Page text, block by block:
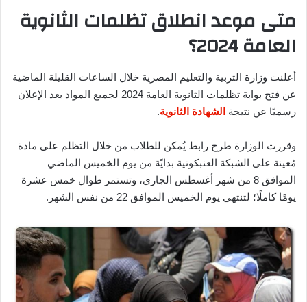
متى موعد انطلاق تظلمات الثانوية
العامة 2024؟
أعلنت وزارة التربية والتعليم المصرية خلال الساعات القليلة الماضية
عن فتح بوابة تظلمات الثانوية العامة 2024 لجميع المواد بعد الإعلان
رسميًا عن نتيجة الشهادة الثانوية.
وقررت الوزارة طرح رابط يُمكن للطلاب من خلال التظلم على مادة
مُعينة على الشبكة العنبكوتية بدايًة من يوم الخميس الماضي
الموافق 8 من شهر أغسطس الجاري، وتستمر طوال خمس عشرة
يومًا كاملًا؛ لتنتهي يوم الخميس الموافق 22 من نفس الشهر.